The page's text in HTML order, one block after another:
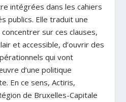
intégrées dans les cahiers
publics. Elle traduit une
sur ces clauses,
et accessible, d’ouvrir des
qui vont
d’une politique
En ce sens, Actiris,
de Bruxelles-Capitale